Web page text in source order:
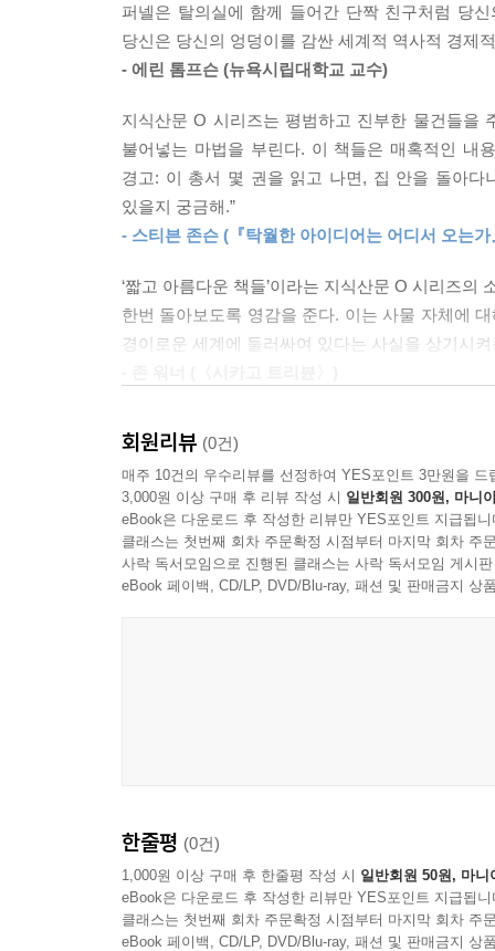
인간에게는 평범함이 필요하다. 모험은 짜릿하지
이다. 인간은 평범한 것들을 당연하게 여기지만
--- p.230~231
청바지는 우리에게 역사의 좋은 측면과 나쁜 측
잡는 것이 얼마나 어려운지를 보여준다. 그러한
는 사람들이 추구하는 가치를 비추는 거울 그 이상
--- p.231~232
전 세계 어딜 가도 공항은 엇비슷하게 생겼다.
의도적으로 문화적 특수성을 제거하여 안정적인
통로, 화장실 같은 핵심 요소는 파악할 수 있다.
살폈듯 청바지는 가지각색의 맥락에서 착용되
퍼넬은 오히려 청바지를 입지 않아서 눈에 띄
청바지를 입자마자 옷차림에 대한 평가는 잠잠해
패스트 패션이 각종 스타일을 제안하는 와중
요소를 숨기고 있다. 청바지가 증명한다. 청바
『청바지』를 통해 청바지와 함께 우리 사회와 문
복복서가 ‘지식산문 O’ 시리즈는 우리 주변의
권마다 한 가지 사물을 조명하며, 그 사물을 통
출판사의 대표적인 스테디셀러 ‘오브젝트 레슨
던지는 12권을 선별해 국내 독자들에게 선보인
사물을 응시하는 관찰(Observation)의 시선을 뜻하
퍼넬은 탈의실에 함께 들어간 단짝 친구처럼 당
당신은 당신의 엉덩이를 감싼 세계적 역사적 경제
- 에린 톰프슨 (뉴욕시립대학교 교수)
지식산문 O 시리즈는 평범하고 진부한 물건들을
불어넣는 마법을 부린다. 이 책들은 매혹적인 내
경고: 이 총서 몇 권을 읽고 나면, 집 안을 돌아다
있을지 궁금해.”
- 스티븐 존슨 (『탁월한 아이디어는 어디서 오는가
‘짧고 아름다운 책들’이라는 지식산문 O 시리즈
한번 돌아보도록 영감을 준다. 이는 사물 자체에
경이로운 세계에 둘러싸여 있다는 사실을 상기시
매력적이며, 사고를 자극해주고, 유익하다.
- 제니퍼 보트 야코비시 (〈워싱턴 인디펜던트 리
유익하고 재미있다. (…) 주머니에 넣고 다니다가
- 새라 머독 (〈토론토 스타〉)
이 시리즈의 즐거움은 (…) 각 저자들이 자신이
행동을 지시한다. 물건이 장르, 연대기, 연구의 한
결과 놀랍도록 다채로운 시리즈가 탄생했으며, 이
- 줄리언 예이츠 (〈로스앤젤레스 리뷰 오브 북스〉)
회원리뷰 (0건)
매주 10건의 우수리뷰를 선정하여 YES포인트 3만원을 드
3,000원 이상 구매 후 리뷰 작성 시 일반회원 300원, 마니
eBook은 다운로드 후 작성한 리뷰만 YES포인트 지급됩니
클래스는 첫번째 회차 주문확정 시점부터 마지막 회차 주
사락 독서모임으로 진행된 클래스는 사락 독서모임 게시
eBook 페이백, CD/LP, DVD/Blu-ray, 패션 및 판매금지 상
한줄평 (0건)
1,000원 이상 구매 후 한줄평 작성 시 일반회원 50원, 마니
eBook은 다운로드 후 작성한 리뷰만 YES포인트 지급됩니
클래스는 첫번째 회차 주문확정 시점부터 마지막 회차 주
eBook 페이백, CD/LP, DVD/Blu-ray, 패션 및 판매금지 상